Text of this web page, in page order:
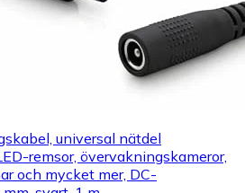
universal nätdel
remsor, övervakningskameror,
och mycket mer, DC-